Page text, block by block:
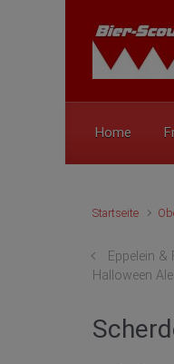
Zum Hauptinhalt
Home
Startseite
Eppelein
Halloween